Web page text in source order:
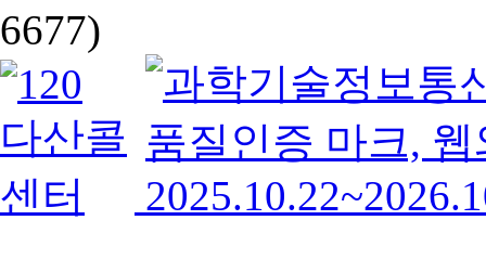
6677)